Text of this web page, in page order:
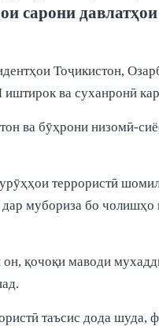
сарони
Тоҷикистон,
ва суханронӣ
ва бӯҳрони низомӣ-
террористӣ
мубориза бо чолишҳо
қочоқи маводи
таъсис дода шуда,